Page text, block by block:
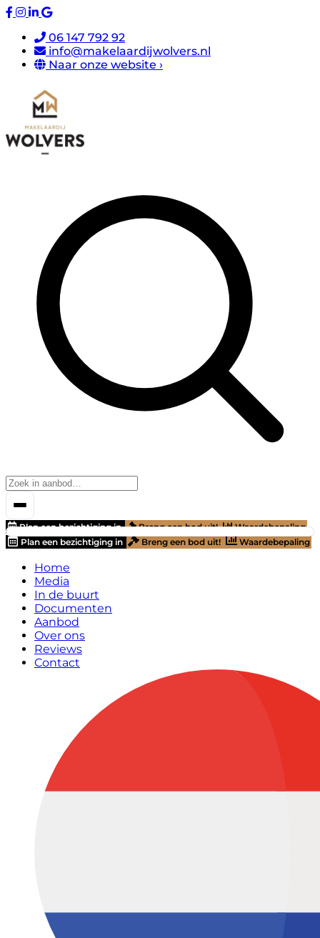
06 147 792 92
info@makelaardijwolvers.nl
Naar onze website ›
Plan een bezichtiging in Breng een bod uit!
Waardebepaling
Plan een bezichtiging in
Breng een bod uit! Waardebepaling
Home
Media
In de buurt
Documenten
Aanbod
Over ons
Reviews
Contact